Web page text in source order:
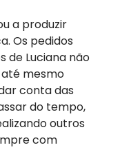
a produzir
Os pedidos
de Luciana não
mesmo
conta das
do tempo,
outros
com